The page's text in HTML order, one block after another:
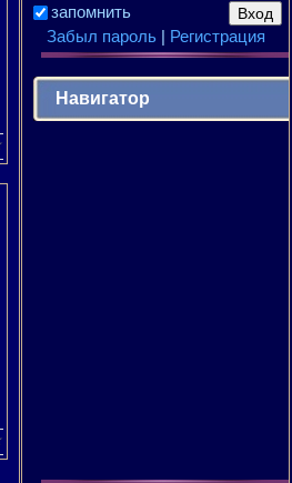
запомнить
Забыл пароль| Регистрация
Навигатор